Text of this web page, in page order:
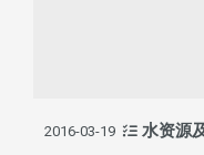
2016-03-19 水资源